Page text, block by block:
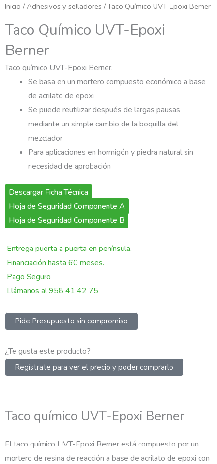
Inicio / Adhesivos y selladores / Taco Químico UVT-Epoxi Berner
Taco Químico UVT-Epoxi
Berner
Taco químico UVT-Epoxi Berner.
Se basa en un mortero compuesto económico a base
de acrilato de epoxi
Se puede reutilizar después de largas pausas
mediante un simple cambio de la boquilla del
mezclador
Para aplicaciones en hormigón y piedra natural sin
necesidad de aprobación
Descargar Ficha Técnica
Hoja de Seguridad Componente A
Hoja de Seguridad Componente B
Entrega puerta a puerta en península.
Financiación hasta 60 meses.
Pago Seguro
Llámanos al 958 41 42 75
Pide Presupuesto sin compromiso
¿Te gusta este producto?
Regístrate para ver el precio y poder comprarlo
Taco químico UVT-Epoxi Berner
El taco químico UVT-Epoxi Berner está compuesto por un
mortero de resina de reacción a base de acrilato de epoxi con